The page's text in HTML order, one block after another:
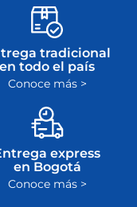
tradicional
en todo el país
Conoce más >
express
en Bogotá
Conoce más >